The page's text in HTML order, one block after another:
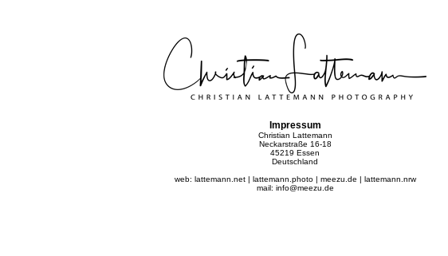
Impressum
Christian Lattemann
Neckarstraße 16-18
45219 Essen
Deutschland
web: lattemann.net | lattemann.photo | meezu.de | lattemann.nrw
mail: info@meezu.de